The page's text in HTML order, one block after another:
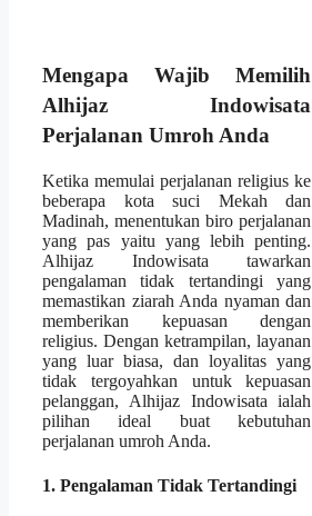
Mengapa Wajib Memilih
Alhijaz Indowisata
Perjalanan Umroh Anda
Ketika memulai perjalanan religius ke
beberapa kota suci Mekah dan
Madinah, menentukan biro perjalanan
yang pas yaitu yang lebih penting.
Alhijaz Indowisata tawarkan
pengalaman tidak tertandingi yang
memastikan ziarah Anda nyaman dan
memberikan kepuasan dengan
religius. Dengan ketrampilan, layanan
yang luar biasa, dan loyalitas yang
tidak tergoyahkan untuk kepuasan
pelanggan, Alhijaz Indowisata ialah
pilihan ideal buat kebutuhan
perjalanan umroh Anda.
1. Pengalaman Tidak Tertandingi